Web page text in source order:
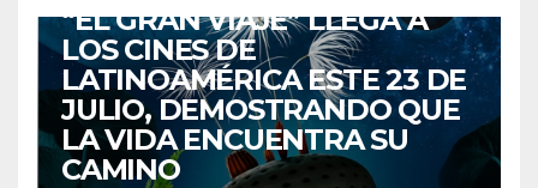
“EL GRAN VIAJE” LLEGA A
LOS CINES DE
LATINOAMÉRICA ESTE 23 DE
JULIO, DEMOSTRANDO QUE
LA VIDA ENCUENTRA SU
CAMINO